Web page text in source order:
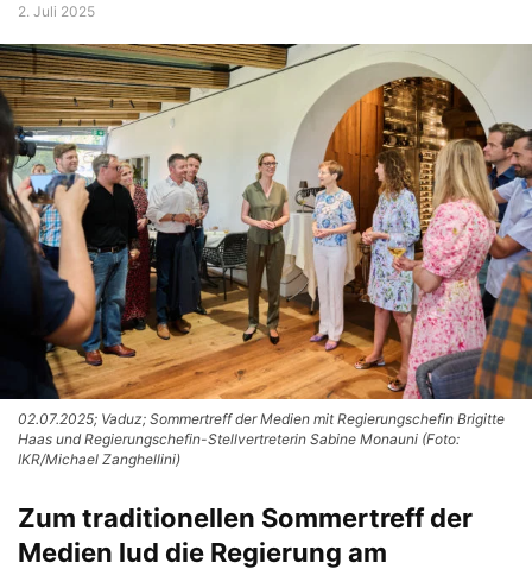
2. Juli 2025
02.07.2025; Vaduz; Sommertreff der Medien mit Regierungschefin Brigitte
Haas und Regierungschefin-Stellvertreterin Sabine Monauni (Foto:
IKR/Michael Zanghellini)
Zum traditionellen Sommertreff der
Medien lud die Regierung am